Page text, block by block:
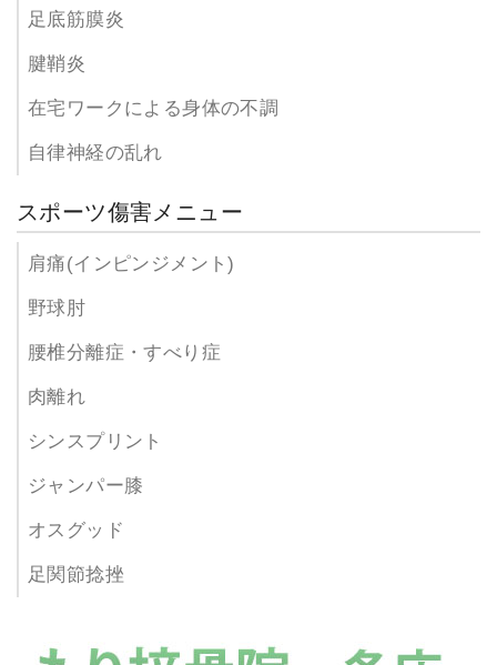
足底筋膜炎
腱鞘炎
在宅ワークによる身体の不調
自律神経の乱れ
スポーツ傷害メニュー
肩痛(インピンジメント)
野球肘
腰椎分離症・すべり症
肉離れ
シンスプリント
ジャンパー膝
オスグッド
足関節捻挫